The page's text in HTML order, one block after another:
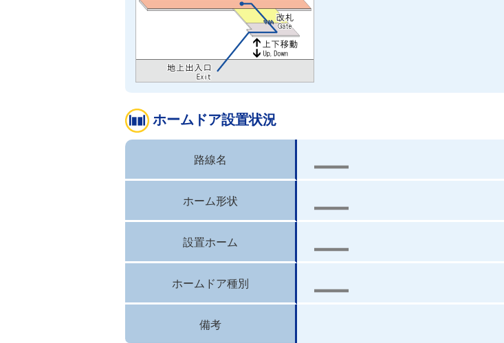
ホームドア設置状況
路線名
ホーム形状
設置ホーム
ホームドア種別
備考